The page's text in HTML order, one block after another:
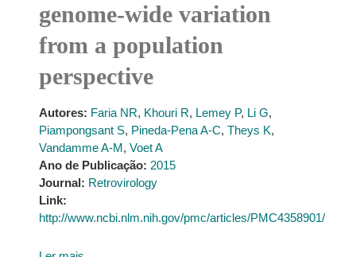
genome-wide variation
from a population
perspective
Autores: Faria NR, Khouri R, Lemey P, Li G,
Piampongsant S, Pineda-Pena A-C, Theys K,
Vandamme A-M, Voet A
Ano de Publicação: 2015
Journal: Retrovirology
Link:
http://www.ncbi.nlm.nih.gov/pmc/articles/PMC4358901/